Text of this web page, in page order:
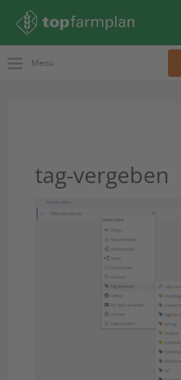
Menü
tag-vergeben